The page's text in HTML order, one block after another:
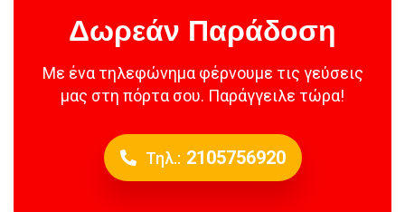
Δωρεάν Παράδοση
Με ένα τηλεφώνημα φέρνουμε τις γεύσεις
μας στη πόρτα σου. Παράγγειλε τώρα!
Τηλ.: 2105756920